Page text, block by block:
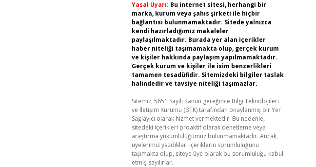
Yasal Uyarı: Bu internet sitesi, herhangi bir
marka, kurum veya şahıs şirketi ile hiçbir
bağlantısı bulunmamaktadır. Sitede yalnızca
kendi hazırladığımız makaleler
paylaşılmaktadır. Burada yer alan içerikler
haber niteliği taşımamakta olup, gerçek kurum
ve kişiler hakkında paylaşım yapılmamaktadır.
Gerçek kurum ve kişiler ile isim benzerlikleri
tamamen tesadüfidir. Sitemizdeki bilgiler taslak
halindedir ve tavsiye niteliği taşımazlar.
Sitemiz, 5651 Sayılı Kanun gereğince Bilgi Teknolojileri
ve İletişim Kurumu (BTK) tarafından onaylanmış bir Yer
Sağlayıcı olarak hizmet vermektedir. Bu nedenle,
sitedeki içerikleri proaktif olarak denetleme veya
araştırma yükümlülüğümüz bulunmamaktadır. Ancak,
üyelerimiz yazdıkları içeriklerin sorumluluğunu
taşımakta olup, siteye üye olarak bu sorumluluğu kabul
etmiş sayılırlar.